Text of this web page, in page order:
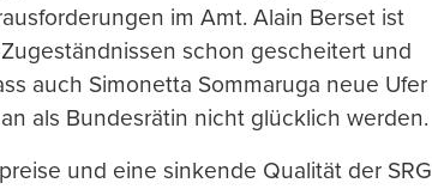
im Amt. Alain Berset ist
schon gescheitert und
auch Simonetta Sommaruga neue Ufer
als Bundesrätin nicht glücklich werden.
und eine sinkende Qualität der SRG